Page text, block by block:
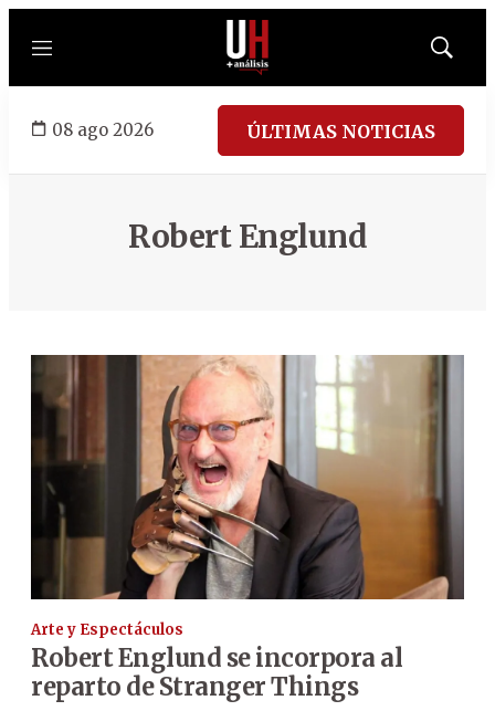
Menú
Mostrar
08 ago 2026 ÚLTIMAS NOTICIAS
Robert Englund
Arte y Espectáculos
Robert Englund se incorpora al
reparto de Stranger Things